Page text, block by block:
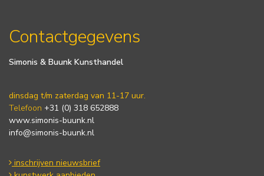
Contactgegevens
Simonis & Buunk Kunsthandel
dinsdag t/m zaterdag van 11-17 uur.
Telefoon +31 (0) 318 652888
www.simonis-buunk.nl
info@simonis-buunk.nl
inschrijven nieuwsbrief